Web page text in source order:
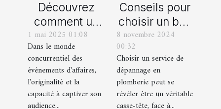
Découvrez
comment un
spectacle de
magie
transforme les
événements
professionnels
1 mai 2025 01:08
Dans le monde
concurrentiel des
événements d'affaires,
l'originalité et la
capacité à captiver son
audience...
Conseils pour
choisir un bon
service de
dépannage en
plomberie
8 novembre 2024
00:32
Choisir un service de
dépannage en
plomberie peut se
révéler être un véritable
casse-tête, face à...